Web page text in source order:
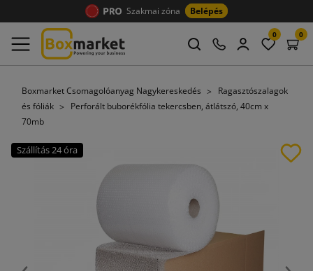
Szakmai zóna Belépés
0 0
Boxmarket Csomagolóanyag Nagykereskedés
Ragasztószalagok
és fóliák
Perforált buborékfólia tekercsben, átlátszó, 40cm x
70mb
Szállítás 24 óra